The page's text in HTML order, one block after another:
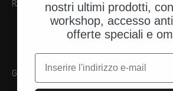
RACCOMANDAZIONI
Galleria
nostri ultimi prodotti,
workshop, accesso
offerte speciali e
e-mail